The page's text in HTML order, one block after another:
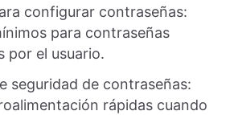
configurar contraseñas:
para contraseñas
por el usuario.
seguridad de contraseñas:
rápidas cuando